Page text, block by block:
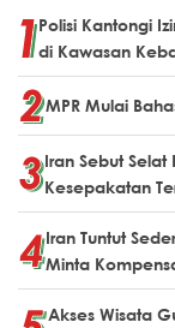
Polisi Kantongi
di Kawasan
MPR Mulai
Iran Sebut
Kesepakatan
Iran Tuntut
Minta
Akses Wisata